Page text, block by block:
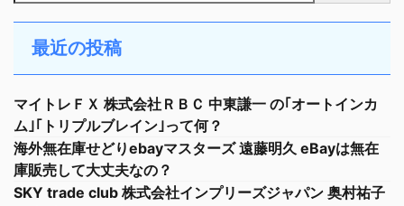
最近の投稿
マイトレＦＸ 株式会社ＲＢＣ 中東謙一 の｢オートインカ
ム｣｢トリプルブレイン｣って何？
海外無在庫せどりebayマスターズ 遠藤明久 eBayは無在
庫販売して大丈夫なの？
SKY trade club 株式会社インプリーズジャパン 奥村祐子